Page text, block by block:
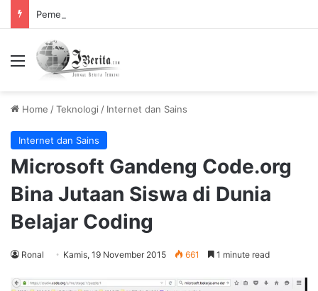
Menu
Home /Teknologi / Internet dan Sains
Internet dan Sains
Microsoft Gandeng Code.org
Bina Jutaan Siswa di Dunia
Belajar Coding
Ronal Kamis, 19 November 2015 661 1 minute read